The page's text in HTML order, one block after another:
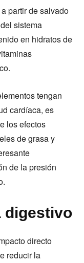
partir de salvado
sistema
en hidratos de
tengan
cardíaca, es
los efectos
de grasa y
de la presión
digestivo
directo
reducir la